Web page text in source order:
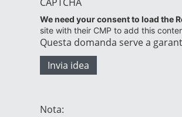
We need your consent to load the
site with their CMP to add this
Questa domanda serve a
Nota: